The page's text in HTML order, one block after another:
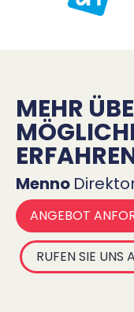
MEHR
Menno
ANGEBOT
RUFEN SIE UNS